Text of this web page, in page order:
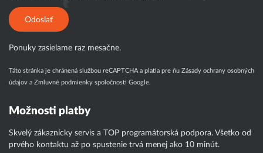
Odoslať
Ponuky zasielame raz mesačne.
Táto stránka je chránená službou reCAPTCHA a platia pre ňu Zásady ochrany osobných
údajov a Zmluvné podmienky spoločnosti Google.
Možnosti platby
Skvelý zákaznícky servis a TOP programátorská podpora. Všetko od
prvého kontaktu až po spustenie trvá menej ako 10 minút.